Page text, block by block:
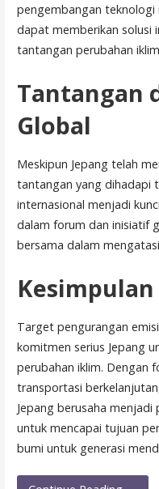
pengembangan teknologi
dapat memberikan solusi
tantangan perubahan
Tantangan
Global
Meskipun Jepang telah
tantangan yang dihadapi
internasional menjadi
dalam forum dan inisiatif
bersama dalam
Kesimpulan
Target pengurangan
komitmen serius Jepang
perubahan iklim. Dengan
transportasi
Jepang berusaha
untuk mencapai tujuan
bumi untuk generasi